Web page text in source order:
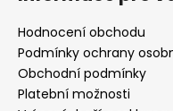
Hodnocení obchodu
Podmínky ochrany
Obchodní podmínky
Platební možnosti